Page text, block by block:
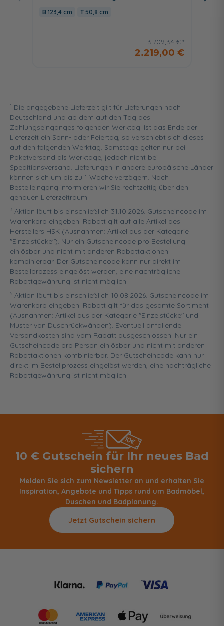
123,4 cm 50,8 cm
3.709,34 €
2.219,00 €
1 Die angegebene Lieferzeit gilt für Lieferungen nach
Deutschland und ab dem auf den Tag des
Zahlungseinganges folgenden Werktag. Ist das Ende der
Lieferzeit ein Sonn- oder Feiertag, so verschiebt sich dieses
auf den folgenden Werktag. Samstage gelten nur bei
Paketversand als Werktage, jedoch nicht bei
Speditionsversand. Lieferungen in andere europäische Länder
können sich um bis zu 1 Woche verzögern. Nach
Bestelleingang informieren wir Sie rechtzeitig über den
genauen Lieferzeitraum.
3 Aktion läuft bis einschließlich 31.10.2026. Gutscheincode im
Warenkorb eingeben. Rabatt gilt auf alle Artikel des
Herstellers HSK (Ausnahmen: Artikel aus der Kategorie
"Einzelstücke"). Nur ein Gutscheincode pro Bestellung
einlösbar und nicht mit anderen Rabattaktionen
kombinierbar. Der Gutscheincode kann nur direkt im
Bestellprozess eingelöst werden, eine nachträgliche
Rabattgewährung ist nicht möglich.
5 Aktion läuft bis einschließlich 10.08.2026. Gutscheincode im
Warenkorb eingeben. Rabatt gilt für das gesamte Sortiment
(Ausnahmen: Artikel aus der Kategorie "Einzelstücke" und
Muster von Duschrückwänden). Eventuell anfallende
Versandkosten sind vom Rabatt ausgeschlossen. Nur ein
Gutscheincode pro Person einlösbar und nicht mit anderen
Rabattaktionen kombinierbar. Der Gutscheincode kann nur
direkt im Bestellprozess eingelöst werden, eine nachträgliche
Rabattgewährung ist nicht möglich.
10 € Gutschein für Ihr neues Bad
sichern
Melden Sie sich zum Newsletter an und erhalten Sie
Inspiration, Angebote und Tipps rund um Badmöbel,
Duschen und Badplanung.
Jetzt Gutschein sichern